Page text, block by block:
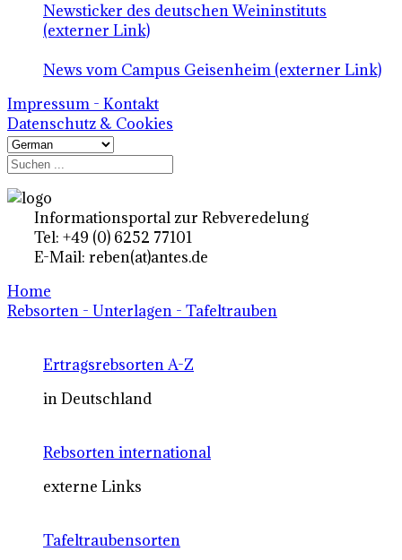
Newsticker des deutschen Weininstituts
(externer Link)
News vom Campus Geisenheim (externer Link)
Impressum - Kontakt
Datenschutz & Cookies
Informationsportal zur Rebveredelung
Tel: +49 (0) 6252 77101
E-Mail: reben(at)antes.de
Home
Rebsorten - Unterlagen - Tafeltrauben
Ertragsrebsorten A-Z
in Deutschland
Rebsorten international
externe Links
Tafeltraubensorten